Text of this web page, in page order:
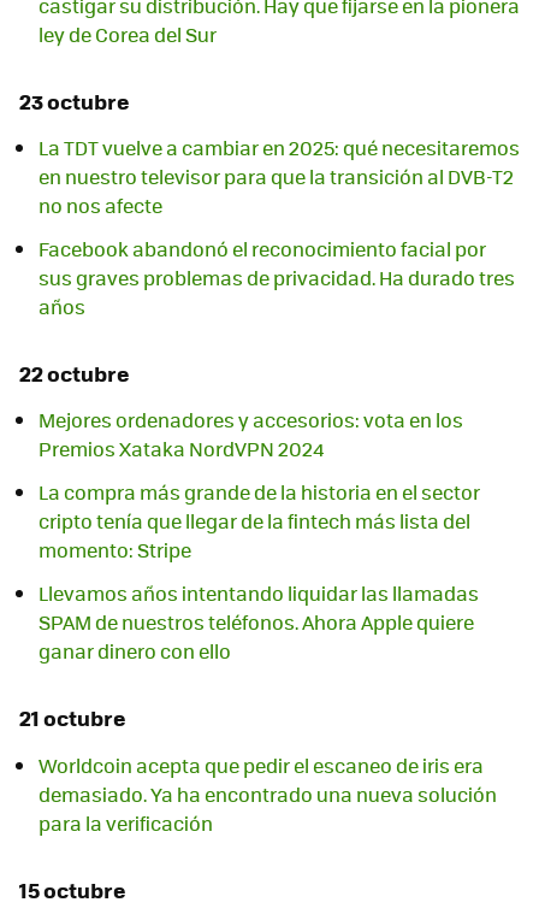
ley de Corea del Sur
23 octubre
La TDT vuelve a cambiar en 2025: qué necesitaremos
en nuestro televisor para que la transición al DVB-T2
no nos afecte
Facebook abandonó el reconocimiento facial por
sus graves problemas de privacidad. Ha durado tres
años
22 octubre
Mejores ordenadores y accesorios: vota en los
Premios Xataka NordVPN 2024
La compra más grande de la historia en el sector
cripto tenía que llegar de la fintech más lista del
momento: Stripe
Llevamos años intentando liquidar las llamadas
SPAM de nuestros teléfonos. Ahora Apple quiere
ganar dinero con ello
21 octubre
Worldcoin acepta que pedir el escaneo de iris era
demasiado. Ya ha encontrado una nueva solución
para la verificación
15 octubre